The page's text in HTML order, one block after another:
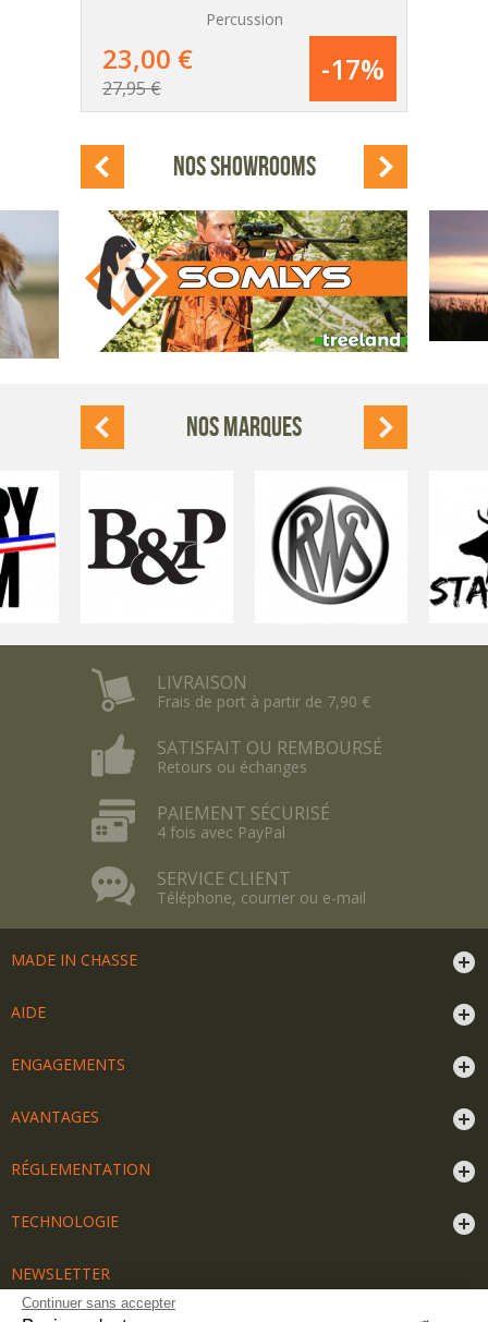
AJOUTER
DU PRODUIT
Percussion
23,00 €
27,95 €
-17%
NOS SHOWROOMS
NOS MARQUES
LIVRAISON
Frais de port à partir de 7,90 €
SATISFAIT OU REMBOURSÉ
Retours ou échanges
PAIEMENT SÉCURISÉ
4 fois avec PayPal
SERVICE CLIENT
Téléphone, courrier ou e-mail
MADE IN CHASSE
AIDE
ENGAGEMENTS
AVANTAGES
RÉGLEMENTATION
TECHNOLOGIE
NEWSLETTER
Recevez nos offres exclusives
Continuer sans accepter